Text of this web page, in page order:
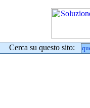
Cerca su questo sito: